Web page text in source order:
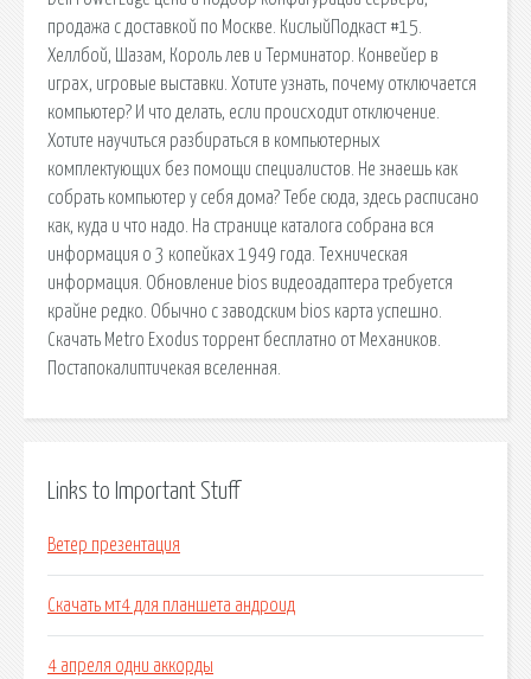
продажа с доставкой по Москве. КислыйПодкаст #15.
Хеллбой, Шазам, Король лев и Терминатор. Конвейер в
играх, игровые выставки. Хотите узнать, почему отключается
компьютер? И что делать, если происходит отключение.
Хотите научиться разбираться в компьютерных
комплектующих без помощи специалистов. Не знаешь как
собрать компьютер у себя дома? Тебе сюда, здесь расписано
как, куда и что надо. На странице каталога собрана вся
информация о 3 копейках 1949 года. Техническая
информация. Обновление bios видеоадаптера требуется
крайне редко. Обычно с заводским bios карта успешно.
Скачать Metro Exodus торрент бесплатно от Механиков.
Постапокалиптичекая вселенная.
Links to Important Stuff
Ветер презентация
Скачать мт4 для планшета андроид
4 апреля одни аккорды